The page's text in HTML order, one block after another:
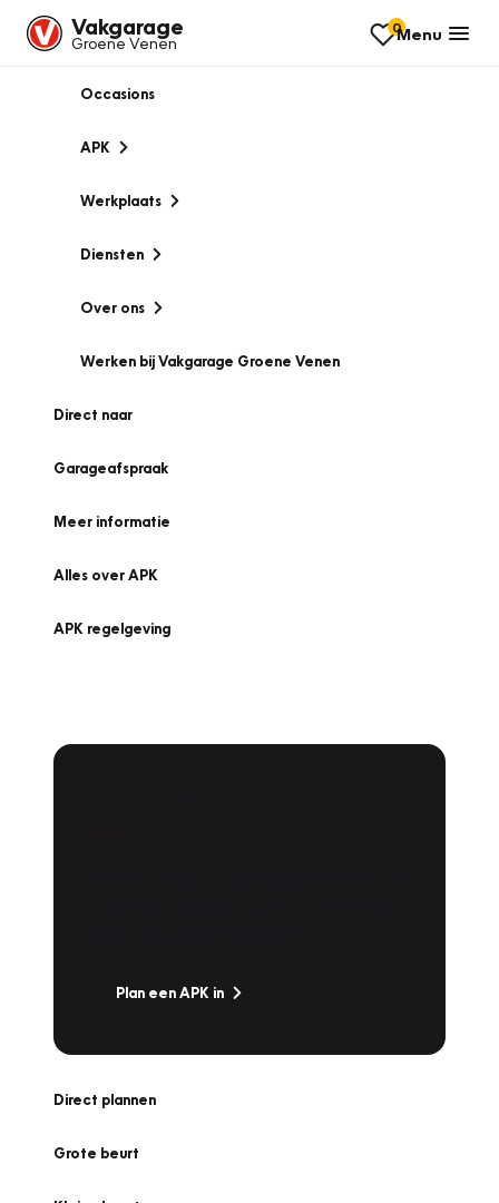
Vakgarage
Groene Venen
0Menu
Occasions
APK
Werkplaats
Diensten
Over ons
Werken bij Vakgarage Groene Venen
Direct naar
Garageafspraak
Meer informatie
Alles over APK
APK regelgeving
Plan een APK in
Direct plannen
Grote beurt